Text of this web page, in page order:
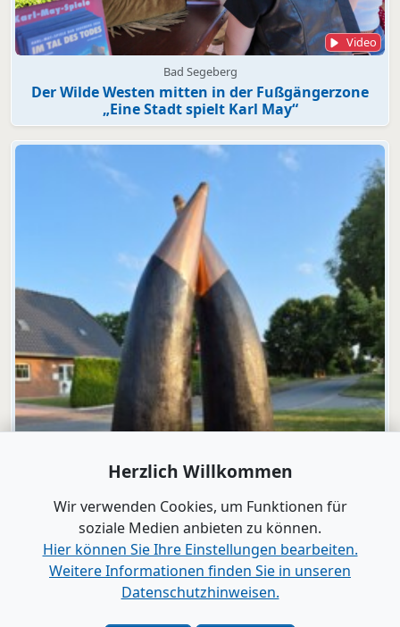
Video
Bad Segeberg
Der Wilde Westen mitten in der Fußgängerzone
„Eine Stadt spielt Karl May“
Herzlich Willkommen
Wir verwenden Cookies, um Funktionen für
soziale Medien anbieten zu können.
Hier können Sie Ihre Einstellungen bearbeiten.
Weitere Informationen finden Sie in unseren
Datenschutzhinweisen.